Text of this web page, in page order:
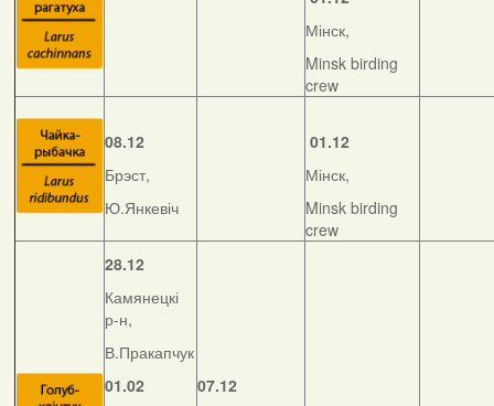
Мінск,
Minsk birding
crew
08.12
Брэст,
Ю.Янкевіч
01.12
Мінск,
Minsk birding
crew
28.12
Камянецкі
р-н,
В.Пракапчук
01.02
07.12